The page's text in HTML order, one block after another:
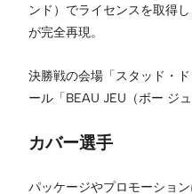
ンド）でライセンスを取得
が完全再現。
決勝戦の会場「スタッド・
ール「BEAU JEU（ボー ジ
カバー選手
パッケージやプロモーション